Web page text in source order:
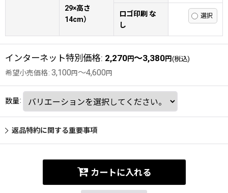
29×高さ
14cm）
ロゴ印刷 な
し
インターネット特別価格: 2,270円～3,380円 (税込)
希望小売価格: 3,100円～4,600円
数量:
返品特約に関する重要事項
カートに入れる